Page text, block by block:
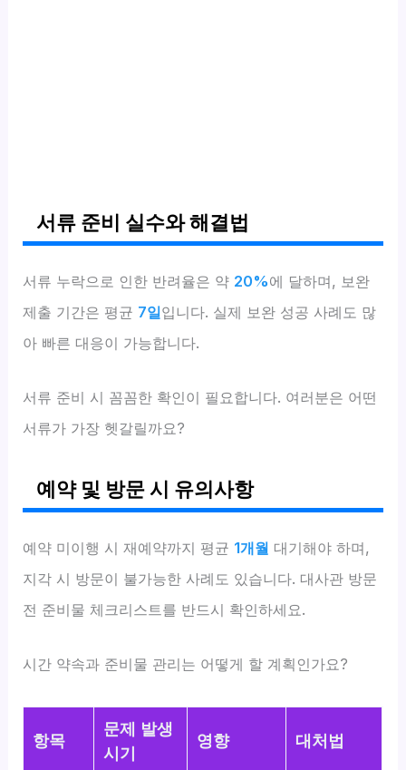
서류 준비 실수와 해결법
서류 누락으로 인한 반려율은 약 20%에 달하며, 보완
제출 기간은 평균 7일입니다. 실제 보완 성공 사례도 많
아 빠른 대응이 가능합니다.
서류 준비 시 꼼꼼한 확인이 필요합니다. 여러분은 어떤
서류가 가장 헷갈릴까요?
예약 및 방문 시 유의사항
예약 미이행 시 재예약까지 평균 1개월 대기해야 하며,
지각 시 방문이 불가능한 사례도 있습니다. 대사관 방문
전 준비물 체크리스트를 반드시 확인하세요.
시간 약속과 준비물 관리는 어떻게 할 계획인가요?
항목
문제 발생
시기
영향 대처법